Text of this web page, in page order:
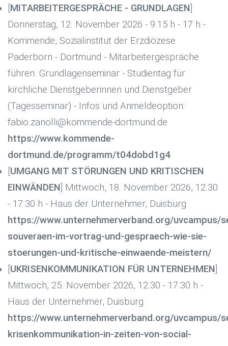
MITARBEITERGESPRÄCHE - GRUNDLAGEN
Donnerstag, 12. November 2026 - 9.15 h - 17 h -
Kommende, Sozialinstitut der Erzdiözese
Paderborn - Dortmund - Mitarbeitergespräche
führen. Grundlagenseminar - Studientag für
kirchliche Dienstgeberinnen und Dienstgeber
(Tagesseminar) - Infos und Anmeldeoption:
fabio.zanolli@kommende-dortmund.de
https://www.kommende-
dortmund.de/programm/t04dobd1g4
UMGANG MIT STÖRUNGEN UND KRITISCHEN
EINWÄNDEN ] Mittwoch, 18. November 2026, 12.30
- 17.30 h - Haus der Unternehmer, Duisburg
https://www.unternehmerverband.org/uvcampus/
souveraen-im-vortrag-und-gespraech-wie-sie-
stoerungen-und-kritische-einwaende-meistern/
UKRISENKOMMUNIKATION FÜR UNTERNEHMEN
Mittwoch, 25. November 2026, 12.30 - 17.30 h -
Haus der Unternehmer, Duisburg
https://www.unternehmerverband.org/uvcampus/
krisenkommunikation-in-zeiten-von-social-